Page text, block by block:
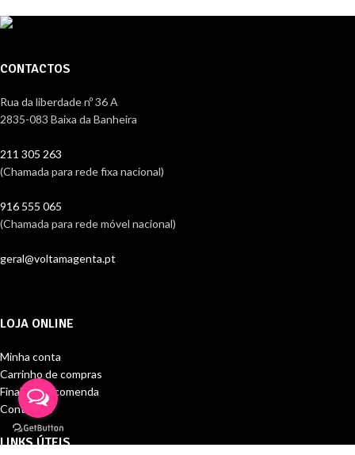
CONTACTOS
Rua da liberdade nº 36 A
2835-083 Baixa da Banheira
211 305 263
(Chamada para rede fixa nacional)
916 555 065
(Chamada para rede móvel nacional)
geral@voltamagenta.pt
LOJA ONLINE
Minha conta
Carrinho de compras
Finalizar encomenda
Contactos
LINKS ÚTEIS